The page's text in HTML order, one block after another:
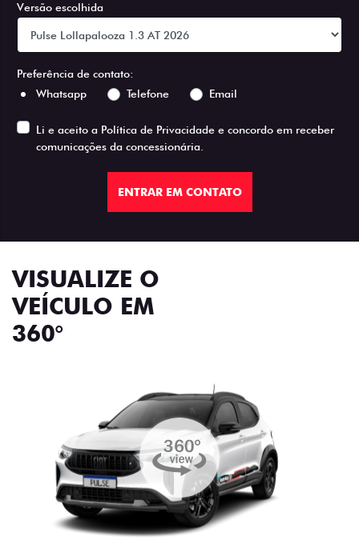
Versão escolhida
Preferência de contato:
Whatsapp
Telefone Email
Li e aceito a Política de Privacidade e concordo em receber
comunicações da concessionária.
ENTRAR EM CONTATO
VISUALIZE O
VEÍCULO EM
360°